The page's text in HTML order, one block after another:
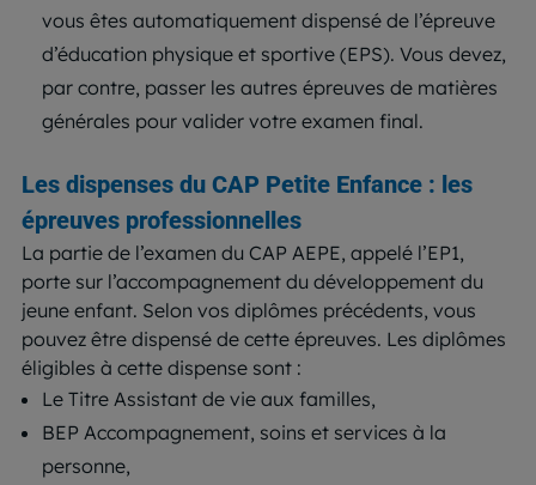
vous êtes automatiquement dispensé de l’épreuve
d’éducation physique et sportive (EPS). Vous devez,
par contre, passer les autres épreuves de matières
générales pour valider votre examen final.
Les dispenses du CAP Petite Enfance : les
épreuves professionnelles
La partie de l’examen du CAP AEPE, appelé l’EP1,
porte sur l’accompagnement du développement du
jeune enfant. Selon vos diplômes précédents, vous
pouvez être dispensé de cette épreuves. Les diplômes
éligibles à cette dispense sont :
Le Titre Assistant de vie aux familles,
BEP Accompagnement, soins et services à la
personne,